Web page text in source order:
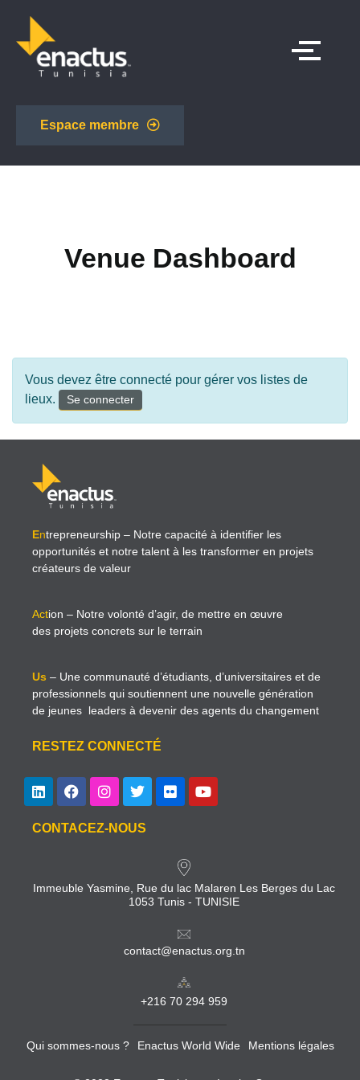
Espace membre
Venue Dashboard
Vous devez être connecté pour gérer vos listes de
lieux.
Se connecter
Entrepreneurship – Notre capacité à identifier les
opportunités et notre talent à les transformer en projets
créateurs de valeur
Action – Notre volonté d’agir, de mettre en œuvre
des projets concrets sur le terrain
Us – Une communauté d’étudiants, d’universitaires et de
professionnels qui soutiennent une nouvelle génération
de jeunes leaders à devenir des agents du changement
RESTEZ CONNECTÉ
CONTACEZ-NOUS
Immeuble Yasmine, Rue du lac Malaren Les Berges du Lac
1053 Tunis - TUNISIE
contact@enactus.org.tn
+216 70 294 959
Qui sommes-nous ? Enactus World Wide Mentions légales